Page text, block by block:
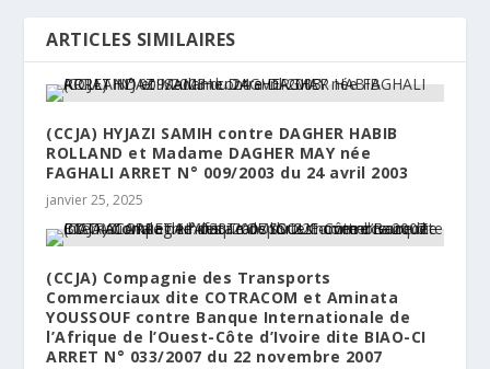
ARTICLES SIMILAIRES
(CCJA) HYJAZI SAMIH contre DAGHER HABIB
ROLLAND et Madame DAGHER MAY née
FAGHALI ARRET N° 009/2003 du 24 avril 2003
janvier 25, 2025
(CCJA) Compagnie des Transports
Commerciaux dite COTRACOM et Aminata
YOUSSOUF contre Banque Internationale de
l’Afrique de l’Ouest-Côte d’Ivoire dite BIAO-CI
ARRET N° 033/2007 du 22 novembre 2007